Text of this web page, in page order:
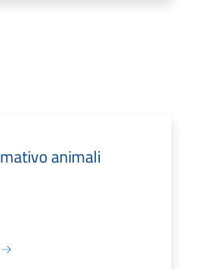
animali